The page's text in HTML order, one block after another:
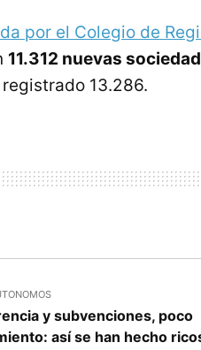
por el Colegio de
11.312 nuevas
13.286.
y subvenciones, poco
así se han hecho